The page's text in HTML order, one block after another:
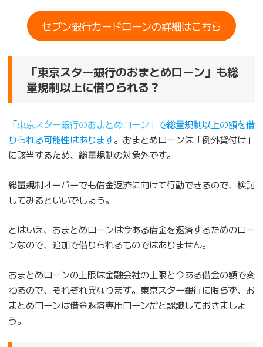
セブン銀行カードローンの詳細はこちら
「東京スター銀行のおまとめローン」も総
量規制以上に借りられる？
「東京スター銀行のおまとめローン 」で総量規制以上の額を借
りられる可能性はあります。おまとめローンは「例外貸付け」
に該当するため、総量規制の対象外です。
総量規制オーバーでも借金返済に向けて行動できるので、検討
してみるといいでしょう。
とはいえ、おまとめローンは今ある借金を返済するためのロー
ンなので、追加で借りられるものではありません。
おまとめローンの上限は金融会社の上限と今ある借金の額で変
わるので、それぞれ異なります。東京スター銀行に限らず、お
まとめローンは借金返済専用ローンだと認識しておきましょ
う。